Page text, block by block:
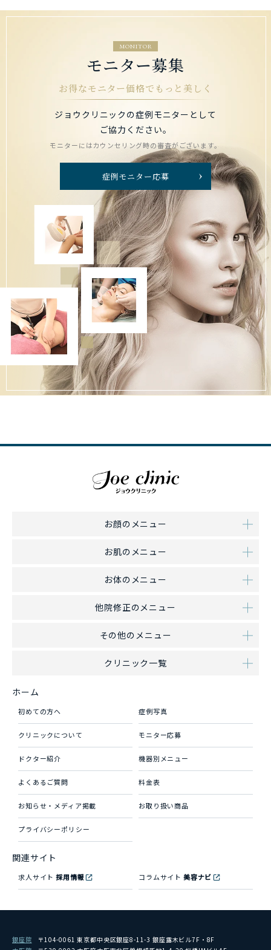
MONITOR
モニター募集
お得なモニター価格でもっと美しく
ジョウクリニックの症例モニターとして
ご協力ください。
モニターにはカウンセリング時の審査がございます。
症例モニター応募
お顔のメニュー
お肌のメニュー
お体のメニュー
他院修正のメニュー
その他のメニュー
クリニック一覧
ホーム
初めての方へ 症例写真
クリニックについて モニター応募
ドクター紹介 機器別メニュー
よくあるご質問 料金表
お知らせ・メディア掲載 お取り扱い商品
プライバシーポリシー
関連サイト
求人サイト採用情報 コラムサイト 美容ナビ
銀座院
〒104-0061 東京都中央区銀座8-11-3 銀座露木ビル7F・8F